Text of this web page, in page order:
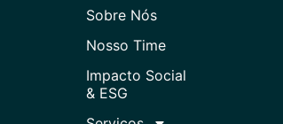
Sobre Nós
Nosso Time
Impacto Social
& ESG